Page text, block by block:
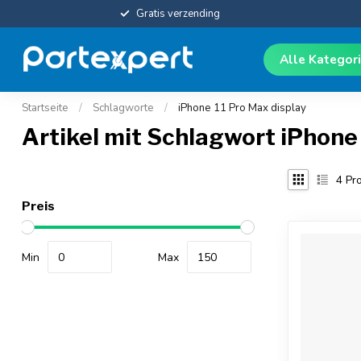
Gratis verzending
Alle
Startseite / Schlagworte / iPhone 11 Pro Max display
Artikel mit Schlagwort iPhone
Preis
Min Max
4